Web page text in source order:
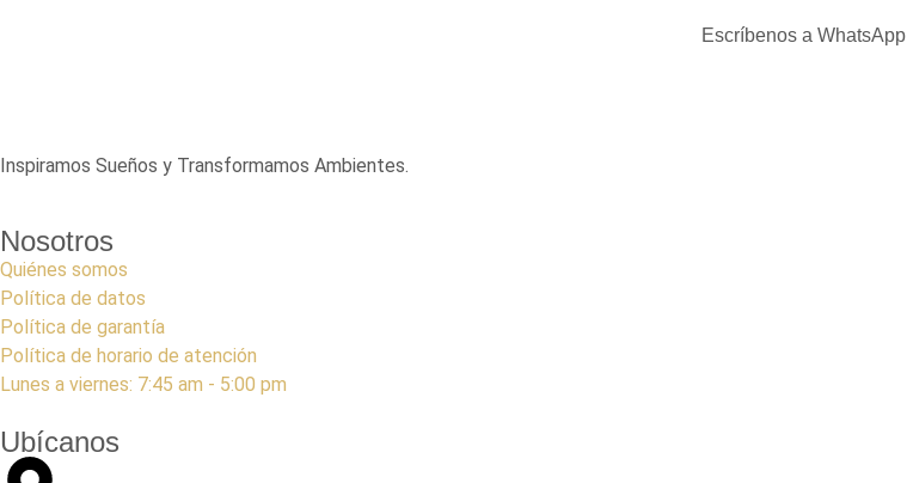
Escríbenos a WhatsApp
Inspiramos Sueños y Transformamos Ambientes.
Nosotros
Quiénes somos
Política de datos
Política de garantía
Política de horario de atención
Lunes a viernes: 7:45 am - 5:00 pm
Ubícanos